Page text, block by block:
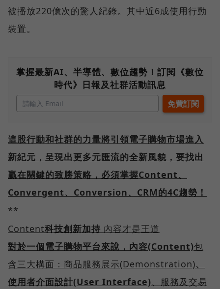
被播放220億次的驚人紀錄。其中近6成使用行動
裝置。
掌握最新AI、半導體、數位趨勢！訂閱《數位
時代》日報及社群活動訊息
這股行動和社群的力量將引領電子購物市場進入
新紀元，呈現出更多元匯流的全新風貌，要找出
贏在關鍵的致勝策略，必須掌握Content、
Convergent、Conversion、CRM的4C趨勢！
**
Content科技創新加持 內容才是王道
對於一個電子購物平台來說，內容(Content)包
含三大構面：商品服務展示(Demonstration)、
使用者介面設計(User Interface)、服務及交易